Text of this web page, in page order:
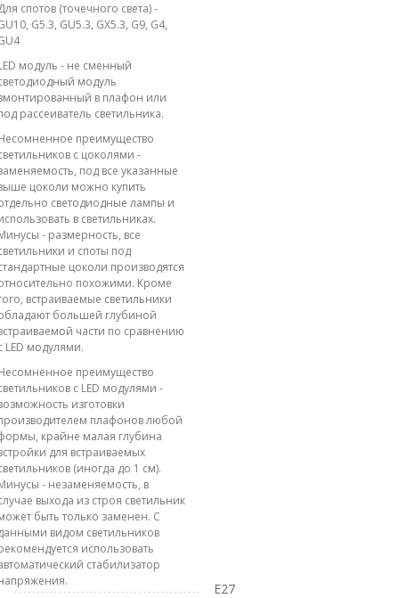
спотов (точечного света) -
G5.3, GU5.3, GX5.3, G9, G4,
модуль - не сменный
модуль
в плафон или
рассеиватель светильника.
преимущество
с цоколями -
под все указанные
цоколи можно купить
светодиодные лампы и
в светильниках.
- размерность, все
и споты под
цоколи производятся
похожими. Кроме
встраиваемые светильники
большей глубиной
части по сравнению
LED модулями.
преимущество
с LED модулями -
изготовки
плафонов любой
крайне малая глубина
для встраиваемых
(иногда до 1 см).
- незаменяемость, в
выхода из строя светильник
быть только заменен. С
видом светильников
использовать
стабилизатор
E27